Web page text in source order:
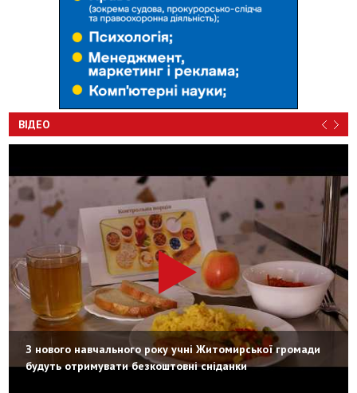
ВІДЕО
З нового навчального року учні Житомирської громади
будуть отримувати безкоштовні сніданки